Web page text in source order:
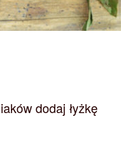
dodaj łyżkę